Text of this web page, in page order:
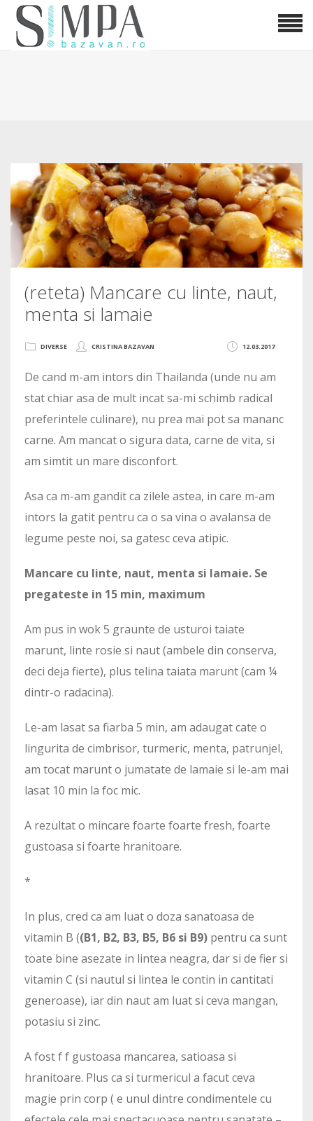
(reteta) Mancare cu linte, naut,
menta si lamaie
12.03.2017
DIVERSE CRISTINA BAZAVAN
De cand m-am intors din Thailanda (unde nu am
stat chiar asa de mult incat sa-mi schimb radical
preferintele culinare), nu prea mai pot sa mananc
carne. Am mancat o sigura data, carne de vita, si
am simtit un mare disconfort.
Asa ca m-am gandit ca zilele astea, in care m-am
intors la gatit pentru ca o sa vina o avalansa de
legume peste noi, sa gatesc ceva atipic.
Mancare cu linte, naut, menta si lamaie. Se
pregateste in 15 min, maximum
Am pus in wok 5 graunte de usturoi taiate
marunt, linte rosie si naut (ambele din conserva,
deci deja fierte), plus telina taiata marunt (cam ¼
dintr-o radacina).
Le-am lasat sa fiarba 5 min, am adaugat cate o
lingurita de cimbrisor, turmeric, menta, patrunjel,
am tocat marunt o jumatate de lamaie si le-am mai
lasat 10 min la foc mic.
A rezultat o mincare foarte foarte fresh, foarte
gustoasa si foarte hranitoare.
*
In plus, cred ca am luat o doza sanatoasa de
vitamin B ((B1, B2, B3, B5, B6 si B9) pentru ca sunt
toate bine asezate in lintea neagra, dar si de fier si
vitamin C (si nautul si lintea le contin in cantitati
generoase), iar din naut am luat si ceva mangan,
potasiu si zinc.
A fost f f gustoasa mancarea, satioasa si
hranitoare. Plus ca si turmericul a facut ceva
magie prin corp ( e unul dintre condimentele cu